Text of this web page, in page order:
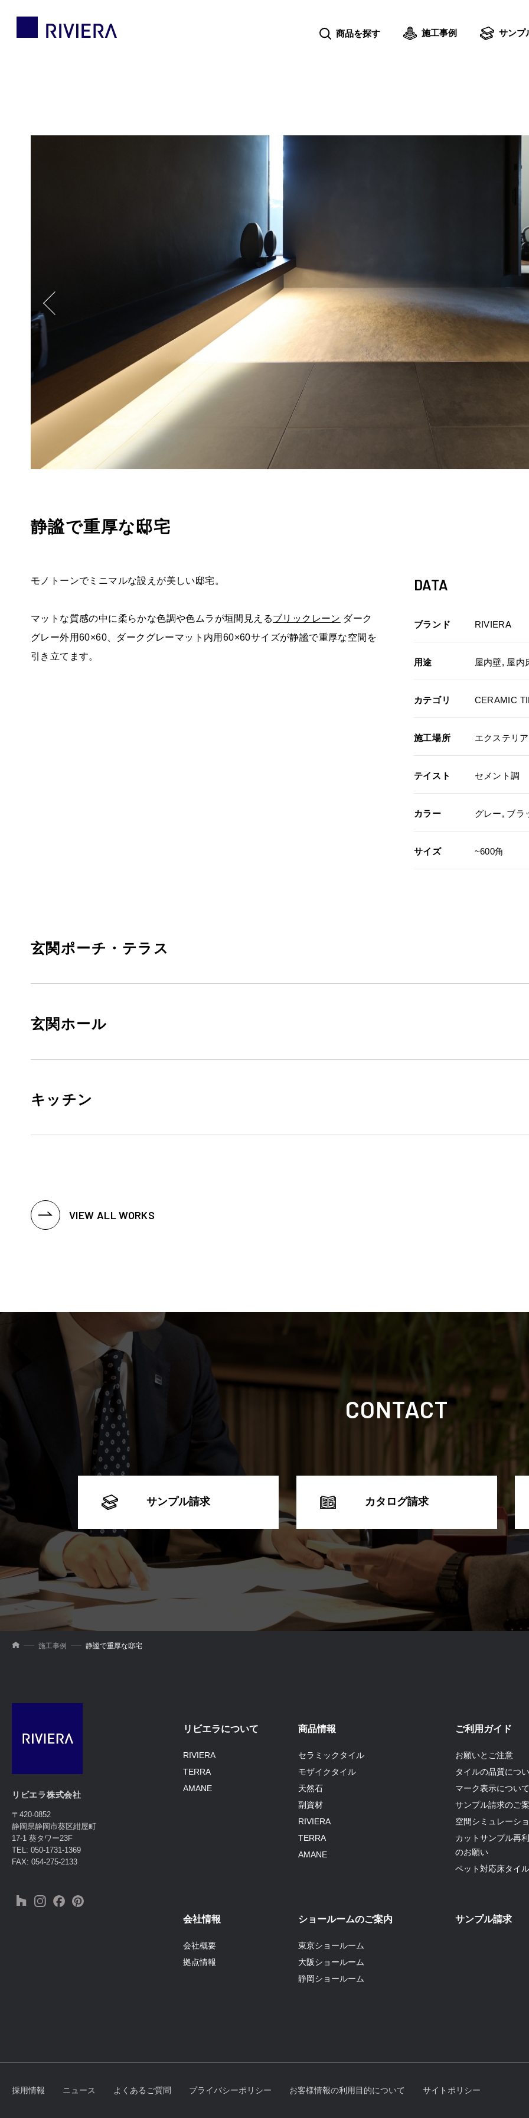
商品を探す 施工事例 サンプ
静謐で重厚な邸宅
モノトーンでミニマルな設えが美しい邸宅。
マットな質感の中に柔らかな色調や色ムラが垣間見えるブリックレーン ダーク
グレー外用60×60、ダークグレーマット内用60×60サイズが静謐で重厚な空間を
引き立てます。
DATA
ブランド RIVIERA
用途 屋内壁, 屋内
カテゴリ CERAMIC
施工場所 エクステリ
テイスト セメント調
カラー グレー, ブラ
サイズ ~600角
玄関ポーチ・テラス
玄関ホール
キッチン
VIEW ALL WORKS
CONTACT
サンプル請求 カタログ請求
施工事例 静謐で重厚な邸宅
リビエラ株式会社
〒420-0852
静岡県静岡市葵区紺屋町
17-1 葵タワー23F
TEL: 050-1731-1369
FAX: 054-275-2133
リビエラについて
RIVIERA
TERRA
AMANE
商品情報
セラミックタイル
モザイクタイル
天然石
副資材
RIVIERA
TERRA
AMANE
ご利用ガイド
お願いとご注意
タイルの品質につ
マーク表示について
サンプル請求のご
空間シミュレーシ
カットサンプル再
のお願い
ペット対応床タイ
会社情報
会社概要
拠点情報
ショールームのご案内
東京ショールーム
大阪ショールーム
静岡ショールーム
サンプル請求
採用情報 ニュース よくあるご質問 プライバシーポリシー お客様情報の利用目的について サイトポリシー